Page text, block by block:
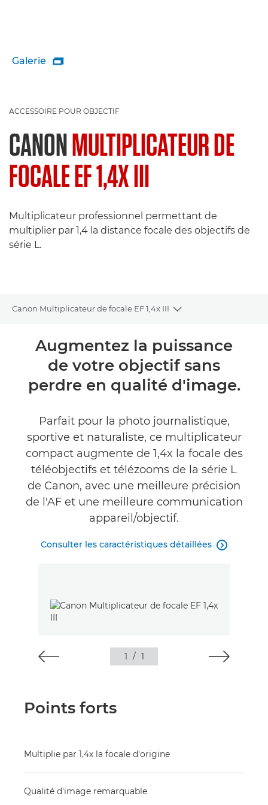
Galerie 
ACCESSOIRE POUR OBJECTIF
CANONMULTIPLICATEUR DE
FOCALE EF 1,4X III
Multiplicateur professionnel permettant de
multiplier par 1,4 la distance focale des objectifs de
série L.
Canon Multiplicateur de focale EF 1,4x III
Toggle breadcrumbs
Présentation
Caractéristiques
Augmentez la puissance
de votre objectif sans
perdre en qualité d'image.
Parfait pour la photo journalistique,
sportive et naturaliste, ce multiplicateur
compact augmente de 1,4x la focale des
téléobjectifs et télézooms de la série L
de Canon, avec une meilleure précision
de l'AF et une meilleure communication
appareil/objectif.
Consulter les caractéristiques détaillées 
1 / 1
Points forts
Multiplie par 1,4x la focale d'origine
Qualité d'image remarquable